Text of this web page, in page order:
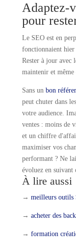
Adaptez-
pour
Le SEO est en
fonctionnaient hier
Rester à jour avec
maintenir et
Sans un bon
peut chuter dans
votre audience.
ventes : moins de
et un chiffre
maximiser vos
performant ? Ne
évoluez en suivant
À lire aussi
→ meilleurs outils
→ acheter des
→ formation